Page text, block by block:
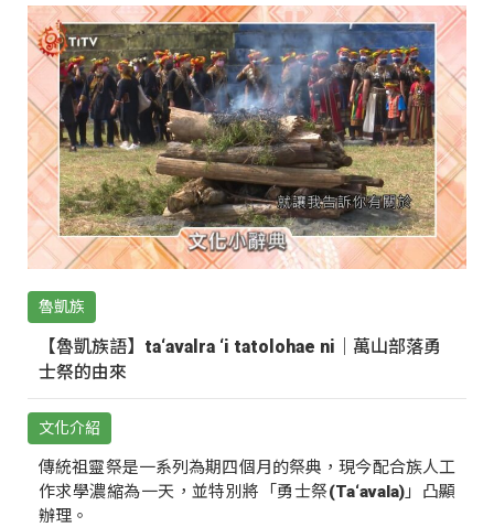
魯凱族
【魯凱族語】ta‘avalra ‘i tatolohae ni｜萬山部落勇
士祭的由來
文化介紹
傳統祖靈祭是一系列為期四個月的祭典，現今配合族人工
作求學濃縮為一天，並特別將「勇士祭(Ta‘avala)」凸顯
辦理。